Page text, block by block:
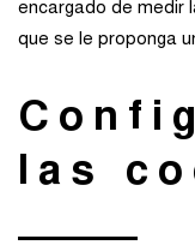
encargado de medir
que se le proponga
las